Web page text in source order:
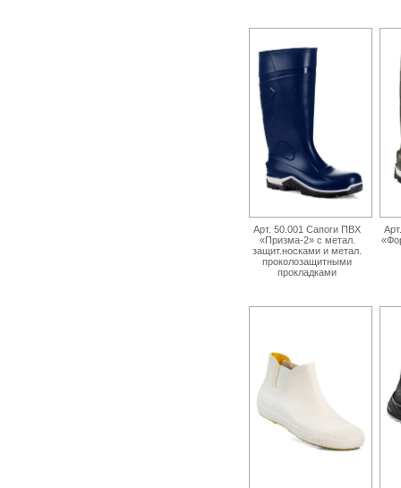
Арт. 50.001 Сапоги ПВХ
«Призма-2» с метал.
защит.носками и метал.
проколозащитными
прокладками